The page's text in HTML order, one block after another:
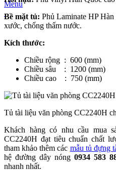
Menu
Bề mặt tủ: Phủ Laminate HP
xước, chống thấm nước.
Kích thước:
Chiều rộng : 600 (mm)
Chiều sâu : 1200 (mm)
Chiều cao : 750 (mm)
Tủ tài liệu văn phòng CC2240H
Khách hàng có nhu cầu mua
CC2240H đạt tiêu chuẩn chất
tham khảo thêm các mẫu tủ đựng
hệ đường dây nóng0934 583
nhanh nhất.